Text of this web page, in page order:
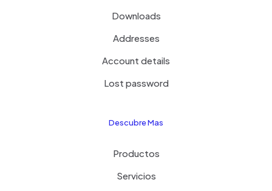
Downloads
Addresses
Account details
Lost password
Descubre Mas
Productos
Servicios